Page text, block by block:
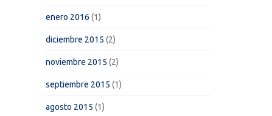
enero 2016 (1)
diciembre 2015 (2)
noviembre 2015 (2)
septiembre 2015 (1)
agosto 2015 (1)